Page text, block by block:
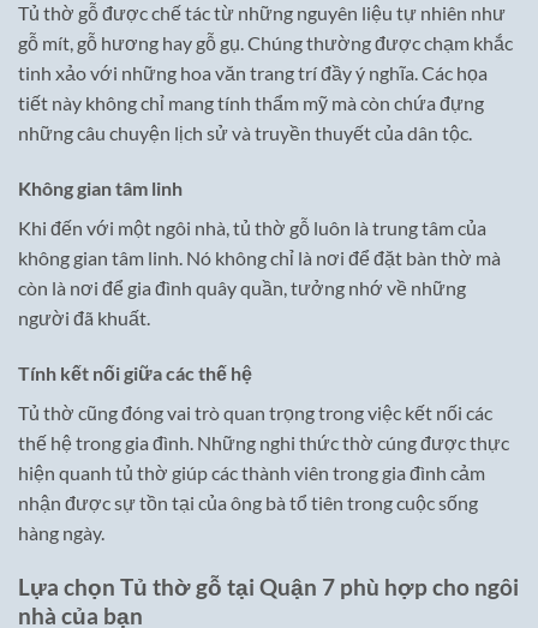
Tủ thờ gỗ được chế tác từ những nguyên liệu tự nhiên như
gỗ mít, gỗ hương hay gỗ gụ. Chúng thường được chạm khắc
tinh xảo với những hoa văn trang trí đầy ý nghĩa. Các họa
tiết này không chỉ mang tính thẩm mỹ mà còn chứa đựng
những câu chuyện lịch sử và truyền thuyết của dân tộc.
Không gian tâm linh
Khi đến với một ngôi nhà, tủ thờ gỗ luôn là trung tâm của
không gian tâm linh. Nó không chỉ là nơi để đặt bàn thờ mà
còn là nơi để gia đình quây quần, tưởng nhớ về những
người đã khuất.
Tính kết nối giữa các thế hệ
Tủ thờ cũng đóng vai trò quan trọng trong việc kết nối các
thế hệ trong gia đình. Những nghi thức thờ cúng được thực
hiện quanh tủ thờ giúp các thành viên trong gia đình cảm
nhận được sự tồn tại của ông bà tổ tiên trong cuộc sống
hàng ngày.
Lựa chọn Tủ thờ gỗ tại Quận 7 phù hợp cho ngôi
nhà của bạn